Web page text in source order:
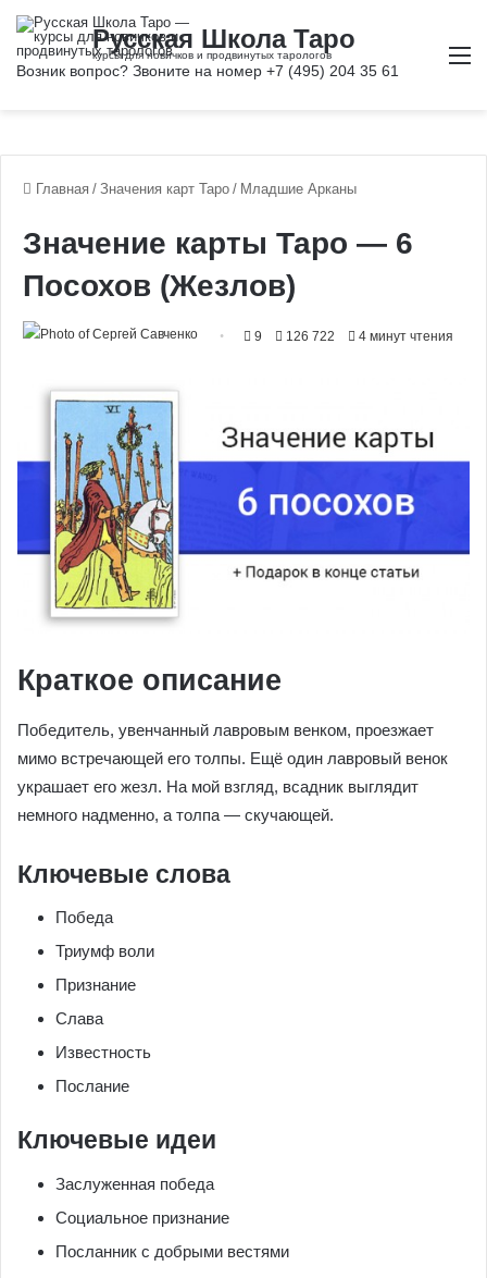
Главная / Значения карт Таро / Младшие Арканы
Значение карты Таро — 6
Посохов (Жезлов)
9 126 722 4 минут чтения
Краткое описание
Победитель, увенчанный лавровым венком, проезжает
мимо встречающей его толпы. Ещё один лавровый венок
украшает его жезл. На мой взгляд, всадник выглядит
немного надменно, а толпа — скучающей.
Ключевые слова
Победа
Триумф воли
Признание
Слава
Известность
Послание
Ключевые идеи
Заслуженная победа
Социальное признание
Посланник с добрыми вестями